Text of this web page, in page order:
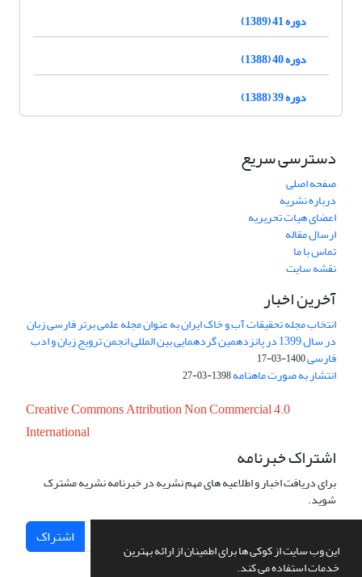
این وب سایت از کوکی ها برای اطمینان از ارائه بهترین
خدمات استفاده می کند.
دوره 41 (1389)
دوره 40 (1388)
دوره 39 (1388)
دسترسی سریع
صفحه اصلی
درباره نشریه
اعضای هیات تحریریه
ارسال مقاله
تماس با ما
نقشه سایت
آخرین اخبار
انتخاب مجله تحقیقات آب و خاک ایران به عنوان مجله علمی برتر فارسی زبان
در سال 1399 در پانزدهمین گردهمایی بین المللی انجمن ترویج زبان و ادب
فارسی1400-03-17
انتشار به صورت ماهنامه1398-03-27
Creative Commons Attribution Non Commercial 4.0
International
اشتراک خبرنامه
برای دریافت اخبار و اطلاعیه های مهم نشریه در خبرنامه نشریه مشترک
شوید.
اشتراک